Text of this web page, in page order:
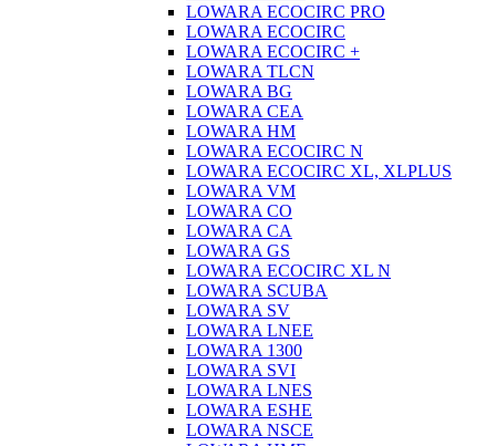
LOWARA ECOCIRC PRO
LOWARA ECOCIRC
LOWARA ECOCIRC +
LOWARA TLCN
LOWARA BG
LOWARA CEA
LOWARA HM
LOWARA ECOCIRC N
LOWARA ECOCIRC XL, XLPLUS
LOWARA VM
LOWARA CO
LOWARA CA
LOWARA GS
LOWARA ECOCIRC XL N
LOWARA SCUBA
LOWARA SV
LOWARA LNEE
LOWARA 1300
LOWARA SVI
LOWARA LNES
LOWARA ESHE
LOWARA NSCE